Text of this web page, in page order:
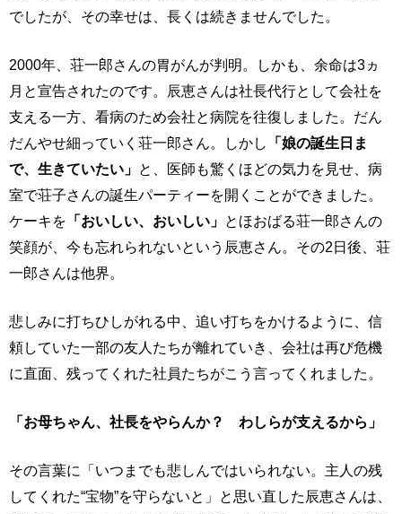
でしたが、その幸せは、長くは続きませんでした。
2000年、荘一郎さんの胃がんが判明。しかも、余命は3ヵ
月と宣告されたのです。辰恵さんは社長代行として会社を
支える一方、看病のため会社と病院を往復しました。だん
だんやせ細っていく荘一郎さん。しかし
「娘の誕生日ま
で、生きていたい」 と、医師も驚くほどの気力を見せ、病
室で荘子さんの誕生パーティーを開くことができました。
ケーキを 「おいしい、おいしい」 とほおばる荘一郎さんの
笑顔が、今も忘れられないという辰恵さん。その2日後、荘
一郎さんは他界。
悲しみに打ちひしがれる中、追い打ちをかけるように、信
頼していた一部の友人たちが離れていき、会社は再び危機
に直面、残ってくれた社員たちがこう言ってくれました。
「お母ちゃん、社長をやらんか？ わしらが支えるから」
その言葉に「いつまでも悲しんではいられない。主人の残
してくれた“宝物”を守らないと」と思い直した辰恵さんは、